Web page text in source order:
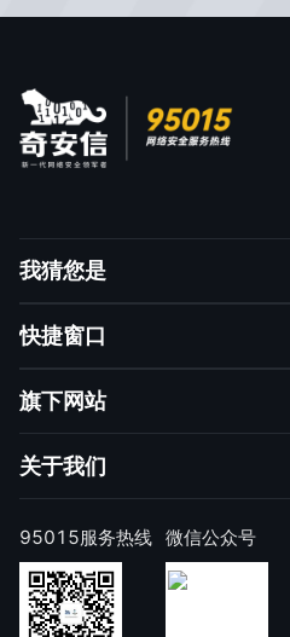
我猜您是
客户
合作伙伴
求职者
快捷窗口
如何购买
产品注册与激活
样本上报
奇安信天守安全软件
旗下网站
网神
技术研究院
威胁情报中心
关于我们
公司简介
公司新闻
发展历程
95015服务热线 微信公众号